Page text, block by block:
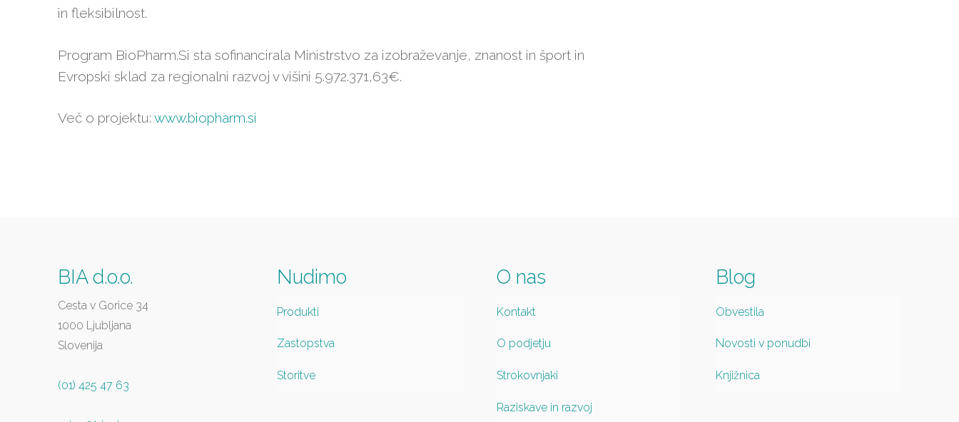
in fleksibilnost.
Program BioPharm.Si sta sofinancirala Ministrstvo za izobraževanje, znanost in šport in
Evropski sklad za regionalni razvoj v višini 5.972.371,63€.
Več o projektu: www.biopharm.si
BIA d.o.o.
Cesta v Gorice 34
1000 Ljubljana
Slovenija
(01) 425 47 63
Nudimo
Produkti
Zastopstva
Storitve
O nas
Kontakt
O podjetju
Strokovnjaki
Raziskave in razvoj
Blog
Obvestila
Novosti v ponudbi
Knjižnica